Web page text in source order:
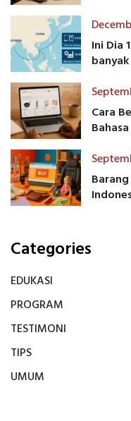
Ini Dia
Cara
Categories
EDUKASI
PROGRAM
TESTIMONI
TIPS
UMUM